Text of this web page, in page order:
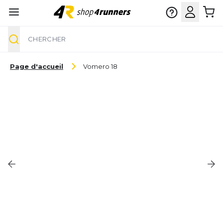
Page d'accueil Vomero 18